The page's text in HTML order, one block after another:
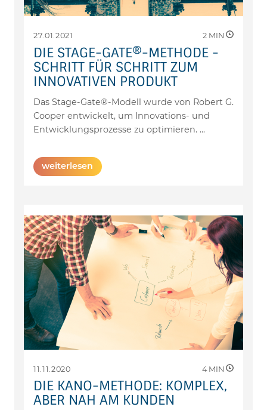
27.01.2021 2 MIN
DIE STAGE-GATE®-METHODE -
SCHRITT FÜR SCHRITT ZUM
INNOVATIVEN PRODUKT
Das Stage-Gate®-Modell wurde von Robert G.
Cooper entwickelt, um Innovations- und
Entwicklungsprozesse zu optimieren. ...
weiterlesen
11.11.2020 4MIN
DIE KANO-METHODE: KOMPLEX,
ABER NAH AM KUNDEN